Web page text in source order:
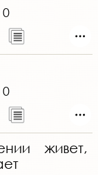
0
0
живет,